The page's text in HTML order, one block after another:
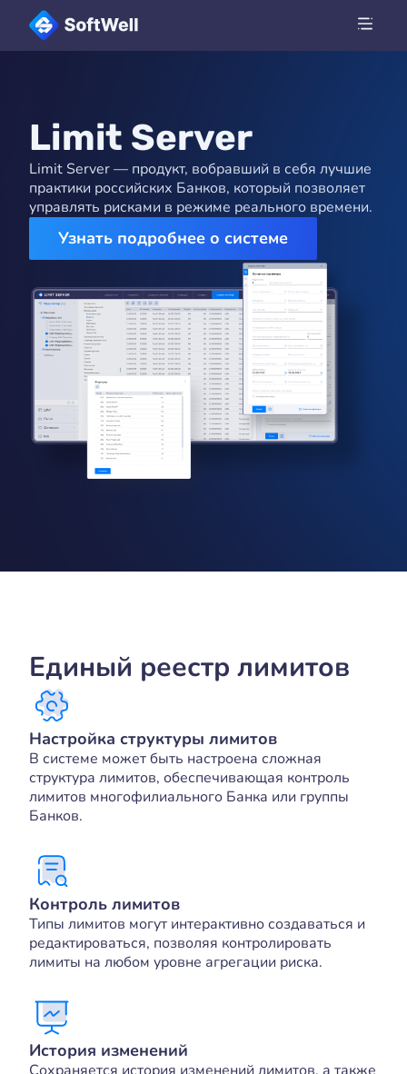
Limit Server
Limit Server — продукт, вобравший в себя лучшие
практики российских Банков, который позволяет
управлять рисками в режиме реального времени.
Узнать подробнее о системе
Единый реестр лимитов
Настройка структуры лимитов
В системе может быть настроена сложная
структура лимитов, обеспечивающая контроль
лимитов многофилиального Банка или группы
Банков.
Контроль лимитов
Типы лимитов могут интерактивно создаваться и
редактироваться, позволяя контролировать
лимиты на любом уровне агрегации риска.
История изменений